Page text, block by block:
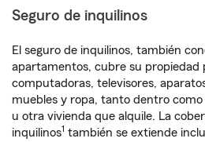
Seguro de inquilinos
El seguro de inquilinos, también
apartamentos, cubre su propiedad
computadoras, televisores,
muebles y ropa, tanto dentro
u otra vivienda que alquile. La
inquilinos1 también se extiende